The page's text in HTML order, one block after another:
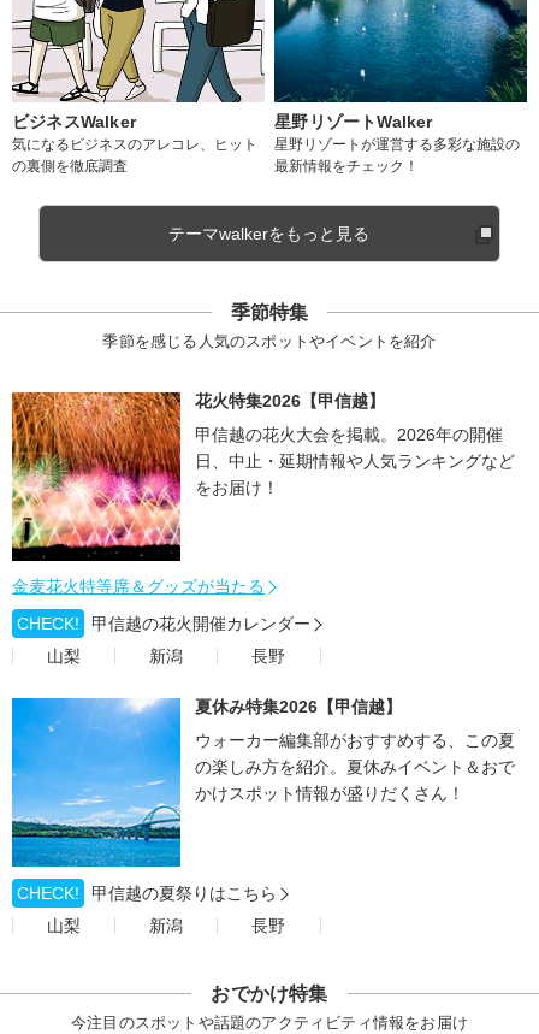
ビジネスWalker
気になるビジネスのアレコレ、ヒット
の裏側を徹底調査
星野リゾートWalker
星野リゾートが運営する多彩な施設の
最新情報をチェック！
テーマwalkerをもっと見る
季節特集
季節を感じる人気のスポットやイベントを紹介
花火特集2026【甲信越】
甲信越の花火大会を掲載。2026年の開催
日、中止・延期情報や人気ランキングなど
をお届け！
金麦花火特等席＆グッズが当たる
CHECK!
甲信越の花火開催カレンダー
山梨
新潟 長野
夏休み特集2026【甲信越】
ウォーカー編集部がおすすめする、この夏
の楽しみ方を紹介。夏休みイベント＆おで
かけスポット情報が盛りだくさん！
CHECK!
甲信越の夏祭りはこちら
山梨
新潟 長野
おでかけ特集
今注目のスポットや話題のアクティビティ情報をお届け